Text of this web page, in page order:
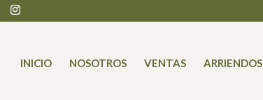
INICIO NOSOTROS VENTAS ARRIENDOS